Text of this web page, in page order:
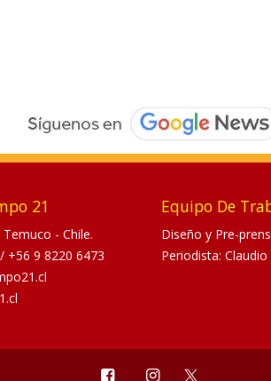
21
- Chile.
/ +56 9 8220 6473
Equipo De
Diseño y Pre-
Periodista: Claudio